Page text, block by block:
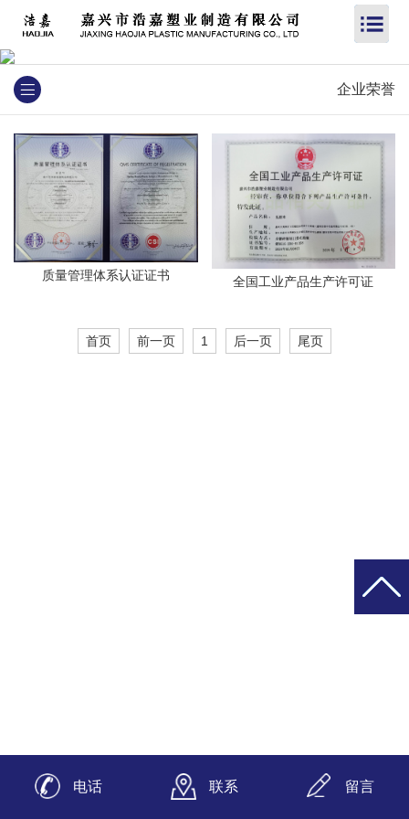
企业荣誉
质量管理体系认证证书 全国工业产品生产许可证
首页 前一页 1 后一页 尾页
电话 联系 留言